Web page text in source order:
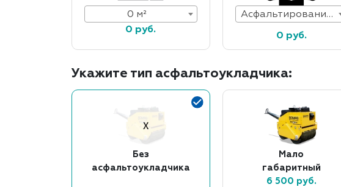
0 м²
0 руб.
Асфальтирование дорог
0 руб.
Укажите тип асфальтоукладчика:
Без
асфальтоукладчика
Мало
габаритный
6 500 руб.